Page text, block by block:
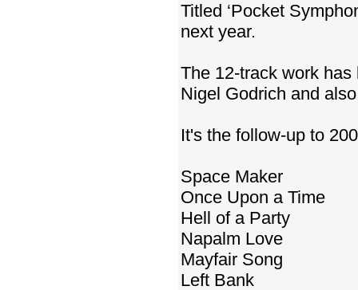
Titled ‘Pocket
next year.
The 12-track work
Nigel Godrich and
It's the follow-up to
Space Maker
Once Upon a Time
Hell of a Party
Napalm Love
Mayfair Song
Left Bank